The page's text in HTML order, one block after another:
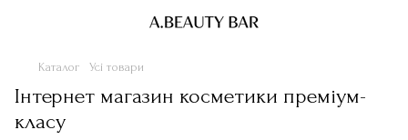
Каталог Усі товари
Інтернет магазин косметики преміум-
класу